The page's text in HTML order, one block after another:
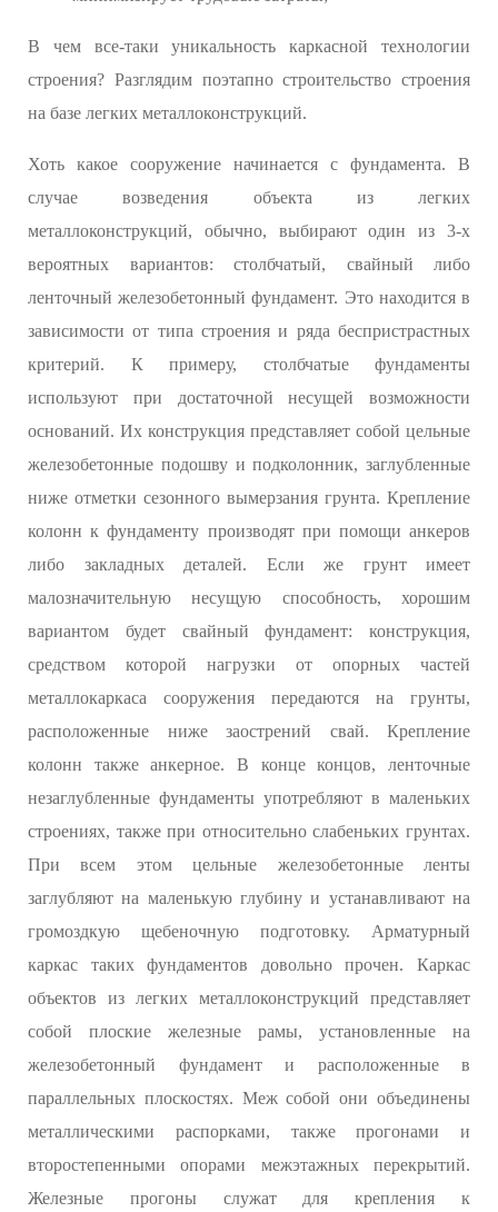
В чем все-таки уникальность каркасной технологии
строения? Разглядим поэтапно строительство строения
на базе легких металлоконструкций.
Хоть какое сооружение начинается с фундамента. В
случае возведения объекта из легких
металлоконструкций, обычно, выбирают один из 3-х
вероятных вариантов: столбчатый, свайный либо
ленточный железобетонный фундамент. Это находится в
зависимости от типа строения и ряда беспристрастных
критерий. К примеру, столбчатые фундаменты
используют при достаточной несущей возможности
оснований. Их конструкция представляет собой цельные
железобетонные подошву и подколонник, заглубленные
ниже отметки сезонного вымерзания грунта. Крепление
колонн к фундаменту производят при помощи анкеров
либо закладных деталей. Если же грунт имеет
малозначительную несущую способность, хорошим
вариантом будет свайный фундамент: конструкция,
средством которой нагрузки от опорных частей
металлокаркаса сооружения передаются на грунты,
расположенные ниже заострений свай. Крепление
колонн также анкерное. В конце концов, ленточные
незаглубленные фундаменты употребляют в маленьких
строениях, также при относительно слабеньких грунтах.
При всем этом цельные железобетонные ленты
заглубляют на маленькую глубину и устанавливают на
громоздкую щебеночную подготовку. Арматурный
каркас таких фундаментов довольно прочен. Каркас
объектов из легких металлоконструкций представляет
собой плоские железные рамы, установленные на
железобетонный фундамент и расположенные в
параллельных плоскостях. Меж собой они объединены
металлическими распорками, также прогонами и
второстепенными опорами межэтажных перекрытий.
Железные прогоны служат для крепления к